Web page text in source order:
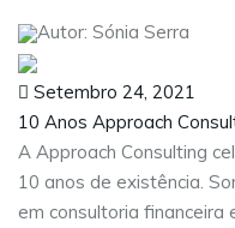
Autor: Sónia Serra
Setembro 24, 2021
10 Anos Approach
A Approach Consulting
10 anos de existência.
em consultoria